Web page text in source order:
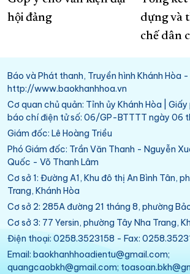
hội đảng
dựng và
chế dân
Báo và Phát thanh, Truyền hình Khánh Hòa
http://www.baokhanhhoa.vn
Cơ quan chủ quản: Tỉnh ủy Khánh Hòa |
báo chí điện tử số: 06/GP-BTTTT ngày 06
Giám đốc: Lê Hoàng Triều
Phó Giám đốc: Trần Văn Thanh - Nguyễn
Quốc - Võ Thanh Lâm
Cơ sở 1: Đường A1, Khu đô thị An Bình Tân,
Trang, Khánh Hòa
Cơ sở 2: 285A đường 21 tháng 8, phường
Cơ sở 3: 77 Yersin, phường Tây Nha Trang,
Điện thoại: 0258.3523158 - Fax:
Email: baokhanhhoadientu@gmail.com;
quangcaobkh@gmail.com;